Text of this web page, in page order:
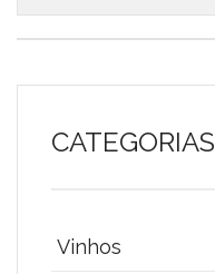
CATEGORIAS
Vinhos